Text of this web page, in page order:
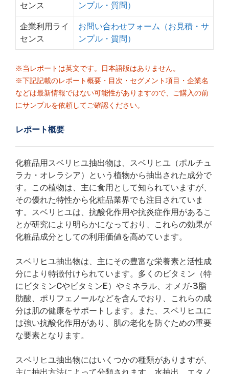
センス
ンプル・質問）
企業利用ライ
センス
お問い合わせフォーム（お見積・サ
ンプル・質問）
※当レポートは英文です。日本語版はありません。
※下記記載のレポート概要・目次・セグメント項目・企業名
などは最新情報ではない可能性がありますので、ご購入の前
にサンプルを依頼してご確認ください。
レポート概要
化粧品用スベリヒユ抽出物は、スベリヒユ（ポルチュ
ラカ・オレラシア）という植物から抽出された成分で
す。この植物は、主に食用として知られていますが、
その優れた特性から化粧品業界でも注目されていま
す。スベリヒユは、抗酸化作用や抗炎症作用があるこ
とが研究により明らかになっており、これらの効果が
化粧品成分としての利用価値を高めています。
スベリヒユ抽出物は、主にその豊富な栄養素と活性成
分により特徴付けられています。多くのビタミン（特
にビタミンCやビタミンE）やミネラル、オメガ-3脂
肪酸、ポリフェノールなどを含んでおり、これらの成
分は肌の健康をサポートします。また、スベリヒユに
は強い抗酸化作用があり、肌の老化を防ぐための重要
な要素となります。
スベリヒユ抽出物にはいくつかの種類がありますが、